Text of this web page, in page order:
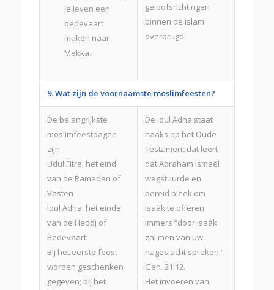
je leven een
bedevaart
maken naar
Mekka.
geloofsrichtingen
binnen de islam
overbrugd.
9. Wat zijn de voornaamste moslimfeesten?
De belangrijkste
moslimfeestdagen
zijn
Udul Fitre, het eind
van de Ramadan of
Vasten
Idul Adha, het einde
van de Haddj of
Bedevaart.
Bij het eerste feest
worden geschenken
gegeven; bij het
De Idul Adha staat
haaks op het Oude
Testament dat leert
dat Abraham Ismaël
wegstuurde en
bereid bleek om
Isaäk te offeren.
Immers “door Isaäk
zal men van uw
nageslacht spreken.”
Gen. 21:12.
Het invoeren van